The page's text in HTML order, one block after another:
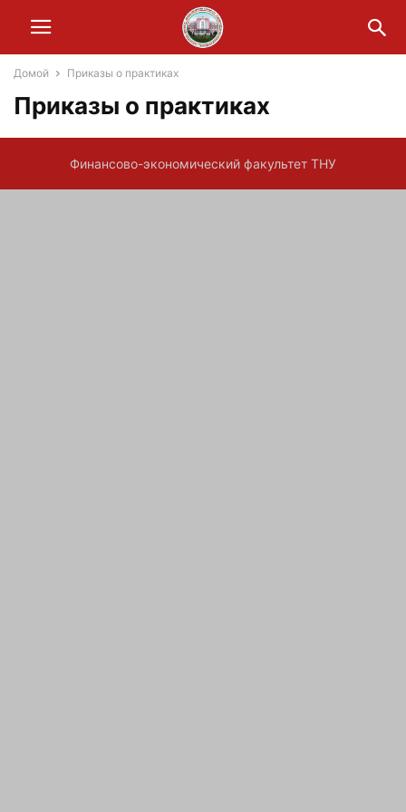
Домой Приказы о практиках
Приказы о практиках
Финансово-экономический факультет ТНУ